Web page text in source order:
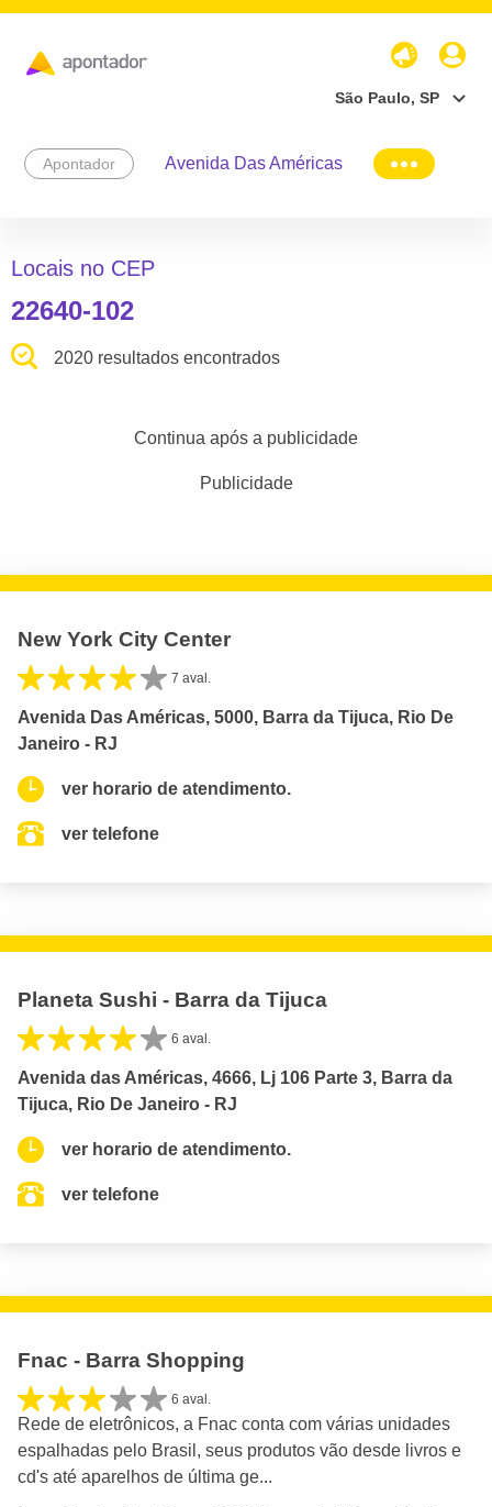
São Paulo, SP
Apontador Avenida Das Américas
Locais no CEP
22640-102
2020 resultados encontrados
Continua após a publicidade
Publicidade
New York City Center
7 aval.
Avenida Das Américas, 5000, Barra da Tijuca, Rio De
Janeiro - RJ
ver horario de atendimento.
ver telefone
Planeta Sushi - Barra da Tijuca
6 aval.
Avenida das Américas, 4666, Lj 106 Parte 3, Barra da
Tijuca, Rio De Janeiro - RJ
ver horario de atendimento.
ver telefone
Fnac - Barra Shopping
6 aval.
Rede de eletrônicos, a Fnac conta com várias unidades
espalhadas pelo Brasil, seus produtos vão desde livros e
cd's até aparelhos de última ge...